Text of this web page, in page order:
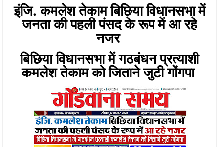
इंजि. कमलेश तेकाम बिछिया विधानसभा में
जनता की पहली पंसद के रूप में आ रहे
नजर
बिछिया विधानसभा में गठबंधन प्रत्याशी
कमलेश तेकाम को जिताने जुटी गोंगपा